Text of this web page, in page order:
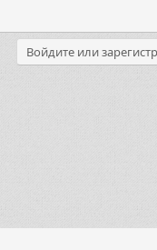
Войдите или